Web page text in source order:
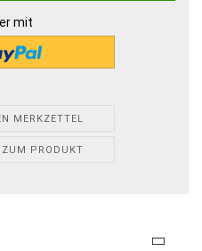
mit
MERKZETTEL
ZUM PRODUKT